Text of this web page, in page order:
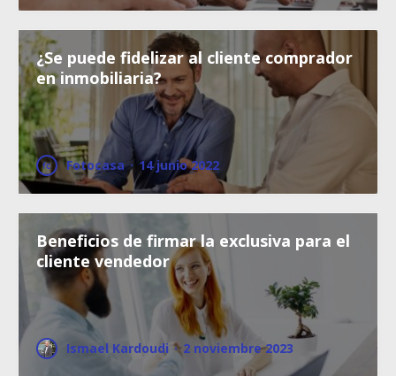
¿Se puede fidelizar al cliente comprador
en inmobiliaria?
Fotocasa · 14 junio 2022
Beneficios de firmar la exclusiva para el
cliente vendedor
Ismael Kardoudi · 2 noviembre 2023